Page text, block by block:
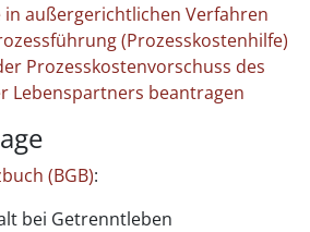
in außergerichtlichen Verfahren
(Prozesskostenhilfe)
Prozesskostenvorschuss des
Lebenspartners beantragen
(BGB):
bei Getrenntleben